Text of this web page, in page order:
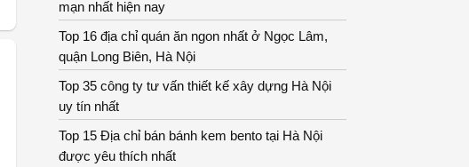
mạn nhất hiện nay
Top 16 địa chỉ quán ăn ngon nhất ở Ngọc Lâm,
quận Long Biên, Hà Nội
Top 35 công ty tư vấn thiết kế xây dựng Hà Nội
uy tín nhất
Top 15 Địa chỉ bán bánh kem bento tại Hà Nội
được yêu thích nhất